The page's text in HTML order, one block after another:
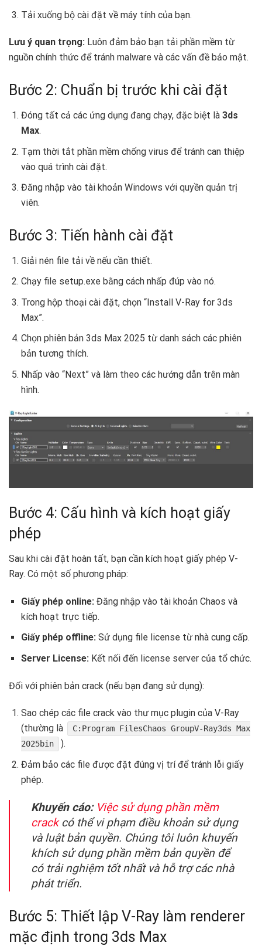
Tải xuống bộ cài đặt về máy tính của bạn.
Lưu ý quan trọng: Luôn đảm bảo bạn tải phần mềm từ
nguồn chính thức để tránh malware và các vấn đề bảo mật.
Bước 2: Chuẩn bị trước khi cài đặt
Đóng tất cả các ứng dụng đang chạy, đặc biệt là 3ds
Max.
Tạm thời tắt phần mềm chống virus để tránh can thiệp
vào quá trình cài đặt.
Đăng nhập vào tài khoản Windows với quyền quản trị
viên.
Bước 3: Tiến hành cài đặt
Giải nén file tải về nếu cần thiết.
Chạy file setup.exe bằng cách nhấp đúp vào nó.
Trong hộp thoại cài đặt, chọn “Install V-Ray for 3ds
Max”.
Chọn phiên bản 3ds Max 2025 từ danh sách các phiên
bản tương thích.
Nhấp vào “Next” và làm theo các hướng dẫn trên màn
hình.
Bước 4: Cấu hình và kích hoạt giấy
phép
Sau khi cài đặt hoàn tất, bạn cần kích hoạt giấy phép V-
Ray. Có một số phương pháp:
Giấy phép online: Đăng nhập vào tài khoản Chaos và
kích hoạt trực tiếp.
Giấy phép offline:Sử dụng file license từ nhà cung cấp.
Server License:Kết nối đến license server của tổ chức.
Đối với phiên bản crack (nếu bạn đang sử dụng):
Sao chép các file crack vào thư mục plugin của V-Ray
(thường là
C:Program FilesChaos GroupV-Ray3ds Max
2025bin
).
Đảm bảo các file được đặt đúng vị trí để tránh lỗi giấy
phép.
Khuyến cáo: Việc sử dụng phần mềm
crackcó thể vi phạm điều khoản sử dụng
và luật bản quyền. Chúng tôi luôn khuyến
khích sử dụng phần mềm bản quyền để
có trải nghiệm tốt nhất và hỗ trợ các nhà
phát triển.
Bước 5: Thiết lập V-Ray làm renderer
mặc định trong 3ds Max